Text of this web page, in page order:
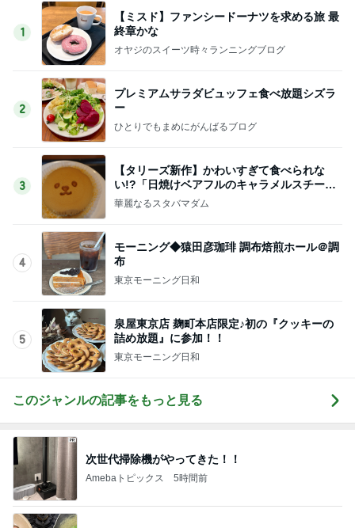
1
【ミスド】ファンシードーナツを求める旅 最
終章かな
オヤジのスイーツ時々ランニングブログ
2
プレミアムサラダビュッフェ食べ放題シズラ
ー
ひとりでもまめにがんばるブログ
3
【タリーズ新作】かわいすぎて食べられな
い!?「日焼けベアフルのキャラメルスチーム
ケーキ」を実食
華麗なるスタバマダム
4
モーニング◆猿田彦珈琲 調布焙煎ホール＠調
布
東京モーニング日和
5
泉屋東京店 麹町本店限定♪初の『クッキーの
詰め放題』に参加！！
東京モーニング日和
このジャンルの記事をもっと見る
次世代掃除機がやってきた！！
Amebaトピックス 5時間前